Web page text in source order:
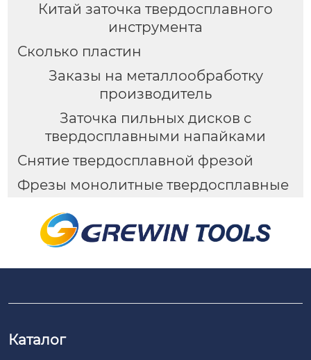
Китай заточка твердосплавного
инструмента
Сколько пластин
Заказы на металлообработку
производитель
Заточка пильных дисков с
твердосплавными напайками
Снятие твердосплавной фрезой
Фрезы монолитные твердосплавные
Каталог